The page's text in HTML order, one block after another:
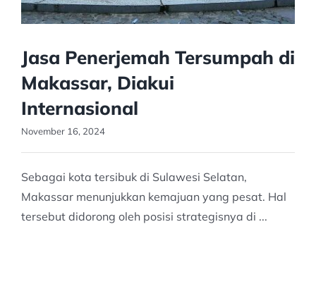
Jasa Penerjemah Tersumpah di
Makassar, Diakui
Internasional
November 16, 2024
Sebagai kota tersibuk di Sulawesi Selatan,
Makassar menunjukkan kemajuan yang pesat. Hal
tersebut didorong oleh posisi strategisnya di ...